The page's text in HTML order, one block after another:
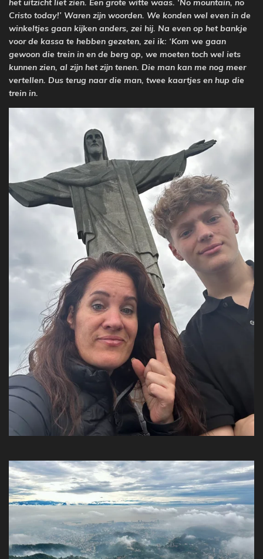
het uitzicht liet zien. Een grote witte waas. ‘No mountain, no
Cristo today!’ Waren zijn woorden. We konden wel even in de
winkeltjes gaan kijken anders, zei hij. Na even op het bankje
voor de kassa te hebben gezeten, zei ik: ‘Kom we gaan
gewoon die trein in en de berg op, we moeten toch wel iets
kunnen zien, al zijn het zijn tenen. Die man kan me nog meer
vertellen. Dus terug naar die man, twee kaartjes en hup die
trein in.